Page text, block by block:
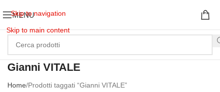
Skip to navigation
Skip to main content
MENU
Gianni VITALE
Home Prodotti taggati “Gianni VITALE”